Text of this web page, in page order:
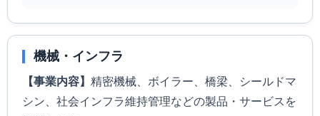
機械・インフラ
【事業内容】 精密機械、ボイラー、橋梁、シールドマ
シン、社会インフラ維持管理などの製品・サービスを